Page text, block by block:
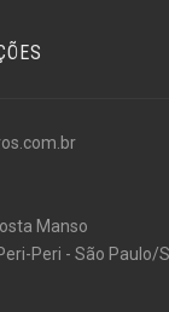
Manso
Peri - São Paulo/